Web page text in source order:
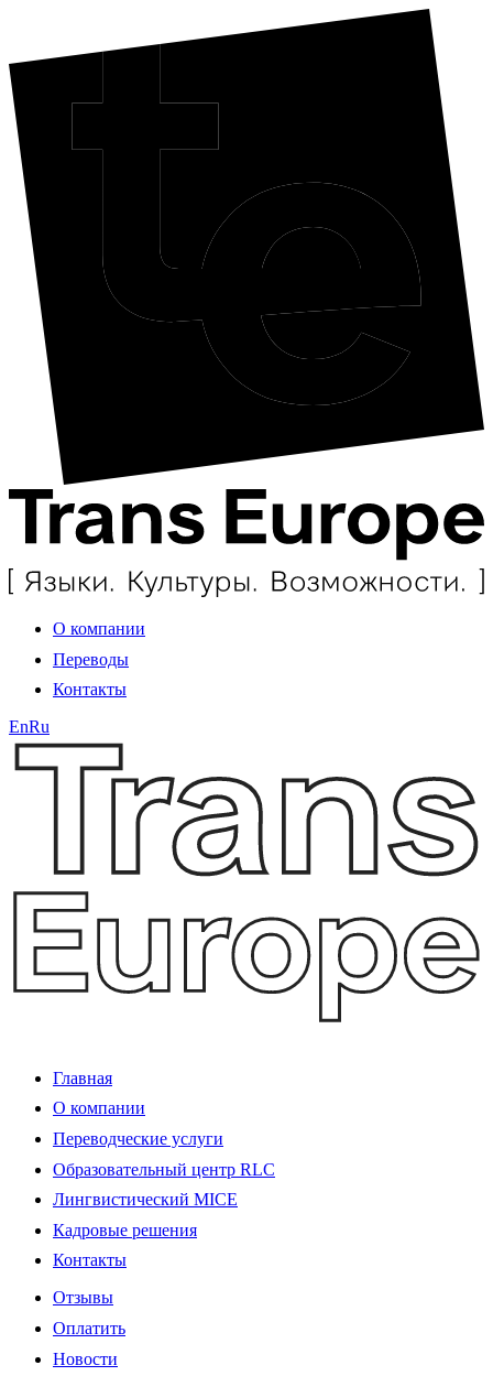
О компании
Переводы
Контакты
EnRu
Главная
О компании
Переводческие услуги
Образовательный центр RLC
Лингвистический MICE
Кадровые решения
Контакты
Отзывы
Оплатить
Новости